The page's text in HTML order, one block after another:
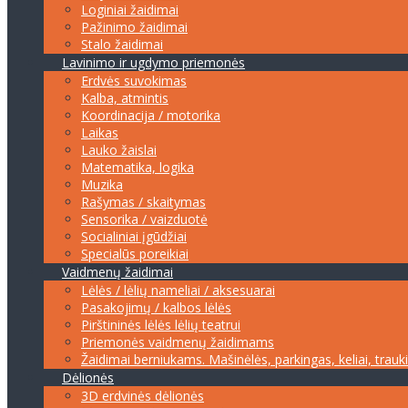
Loginiai žaidimai
Pažinimo žaidimai
Stalo žaidimai
Lavinimo ir ugdymo priemonės
Erdvės suvokimas
Kalba, atmintis
Koordinacija / motorika
Laikas
Lauko žaislai
Matematika, logika
Muzika
Rašymas / skaitymas
Sensorika / vaizduotė
Socialiniai įgūdžiai
Specialūs poreikiai
Vaidmenų žaidimai
Lėlės / lėlių nameliai / aksesuarai
Pasakojimų / kalbos lėlės
Pirštininės lėlės lėlių teatrui
Priemonės vaidmenų žaidimams
Žaidimai berniukams. Mašinėlės, parkingas, keliai,
Dėlionės
3D erdvinės dėlionės